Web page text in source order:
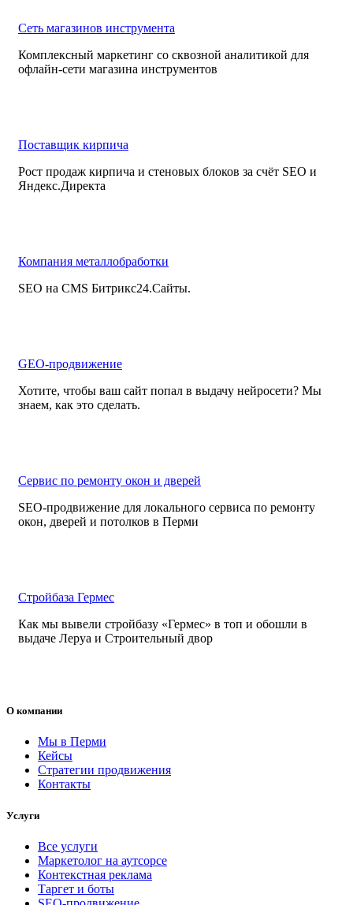
Сеть магазинов инструмента
Комплексный маркетинг со сквозной аналитикой для
офлайн-сети магазина инструментов
Поставщик кирпича
Рост продаж кирпича и стеновых блоков за счёт SEO и
Яндекс.Директа
Компания металлобработки
SEO на CMS Битрикс24.Сайты.
GEO-продвижение
Хотите, чтобы ваш сайт попал в выдачу нейросети? Мы
знаем, как это сделать.
Сервис по ремонту окон и дверей
SEO-продвижение для локального сервиса по ремонту
окон, дверей и потолков в Перми
Стройбаза Гермес
Как мы вывели стройбазу «Гермес» в топ и обошли в
выдаче Леруа и Строительный двор
О компании
Мы в Перми
Кейсы
Стратегии продвижения
Контакты
Услуги
Все услуги
Маркетолог на аутсорсе
Контекстная реклама
Таргет и боты